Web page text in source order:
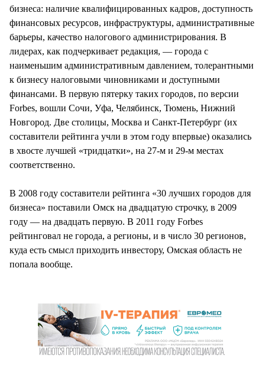
бизнеса: наличие квалифицированных кадров, доступность
финансовых ресурсов, инфраструктуры, административные
барьеры, качество налогового администрирования. В
лидерах, как подчеркивает редакция, — города с
наименьшим административным давлением, толерантными
к бизнесу налоговыми чиновниками и доступными
финансами. В первую пятерку таких городов, по версии
Forbes, вошли Сочи, Уфа, Челябинск, Тюмень, Нижний
Новгород. Две столицы, Москва и Санкт-Петербург (их
составители рейтинга учли в этом году впервые) оказались
в хвосте лучшей «тридцатки», на 27-м и 29-м местах
соответственно.
В 2008 году составители рейтинга «30 лучших городов для
бизнеса» поставили Омск на двадцатую строчку, в 2009
году — на двадцать первую. В 2011 году Forbes
рейтинговал не города, а регионы, и в число 30 регионов,
куда есть смысл приходить инвестору, Омская область не
попала вообще.